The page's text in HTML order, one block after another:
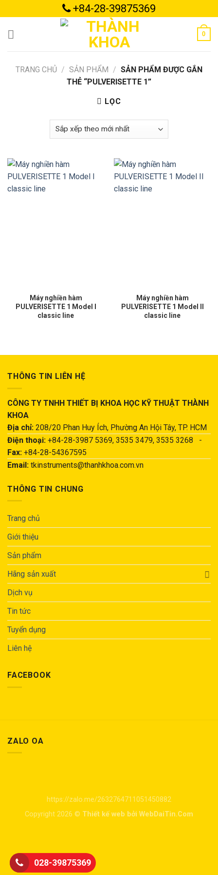
to
content
+84-28-39875369
0
TRANG CHỦ / SẢN PHẨM / SẢN PHẨM ĐƯỢC GẮN
THẺ “PULVERISETTE 1”
LỌC
Máy nghiền hàm
PULVERISETTE 1 Model I
classic line
Máy nghiền hàm
PULVERISETTE 1 Model II
classic line
THÔNG TIN LIÊN HỆ
CÔNG TY TNHH THIẾT BỊ KHOA HỌC KỸ THUẬT THÀNH
KHOA
Địa chỉ: 208/20 Phan Huy Ích, Phường An Hội Tây, TP. HCM
Điện thoại: +84-28-3987 5369, 3535 3479, 3535 3268 -
Fax: +84-28-54367595
Email: tkinstruments@thanhkhoa.com.vn
THÔNG TIN CHUNG
Trang chủ
Giới thiệu
Sản phẩm
Hãng sản xuất
Dịch vụ
Tin tức
Tuyển dụng
Liên hệ
FACEBOOK
ZALO OA
https://zalo.me/2632764711051450882
Copyright 2026 © Thiết kế web bởi WebDaiTin.Com
028-39875369